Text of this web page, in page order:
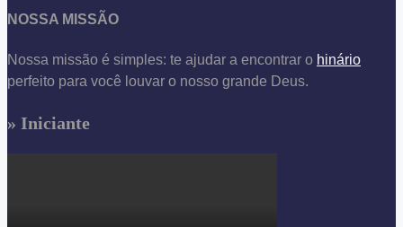
NOSSA MISSÃO
Nossa missão é simples: te ajudar a encontrar o hinário
perfeito para você louvar o nosso grande Deus.
» Iniciante